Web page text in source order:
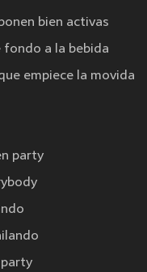
bien activas
a la bebida
empiece la movida
party